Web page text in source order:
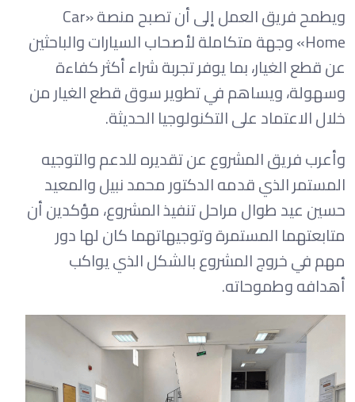
ويطمح فريق العمل إلى أن تصبح منصة «Car
Home» وجهة متكاملة لأصحاب السيارات والباحثين
عن قطع الغيار، بما يوفر تجربة شراء أكثر كفاءة
وسهولة، ويساهم في تطوير سوق قطع الغيار من
خلال الاعتماد على التكنولوجيا الحديثة.
وأعرب فريق المشروع عن تقديره للدعم والتوجيه
المستمر الذي قدمه الدكتور محمد نبيل والمعيد
حسين عيد طوال مراحل تنفيذ المشروع، مؤكدين أن
متابعتهما المستمرة وتوجيهاتهما كان لها دور
مهم في خروج المشروع بالشكل الذي يواكب
أهدافه وطموحاته.